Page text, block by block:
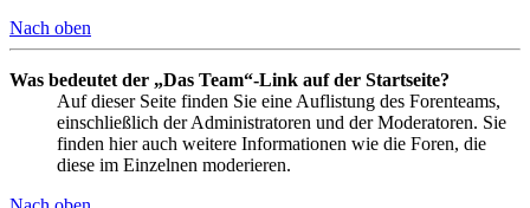
Nach oben
Was bedeutet der „Das Team“-Link auf der Startseite?
Auf dieser Seite finden Sie eine Auflistung des Forenteams,
einschließlich der Administratoren und der Moderatoren. Sie
finden hier auch weitere Informationen wie die Foren, die
diese im Einzelnen moderieren.